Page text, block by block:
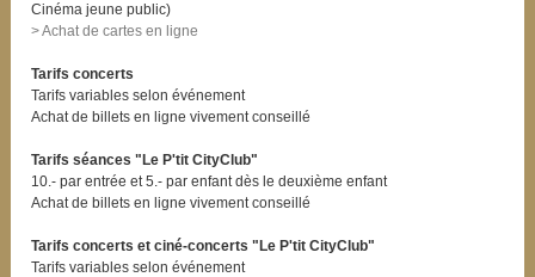
Cinéma jeune public)
> Achat de cartes en ligne
Tarifs concerts
Tarifs variables selon événement
Achat de billets en ligne vivement conseillé
Tarifs séances "Le P'tit CityClub"
10.- par entrée et 5.- par enfant dès le deuxième enfant
Achat de billets en ligne vivement conseillé
Tarifs concerts et ciné-concerts "Le P'tit CityClub"
Tarifs variables selon événement